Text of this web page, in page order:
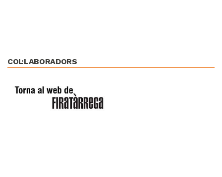
COL·LABORADORS